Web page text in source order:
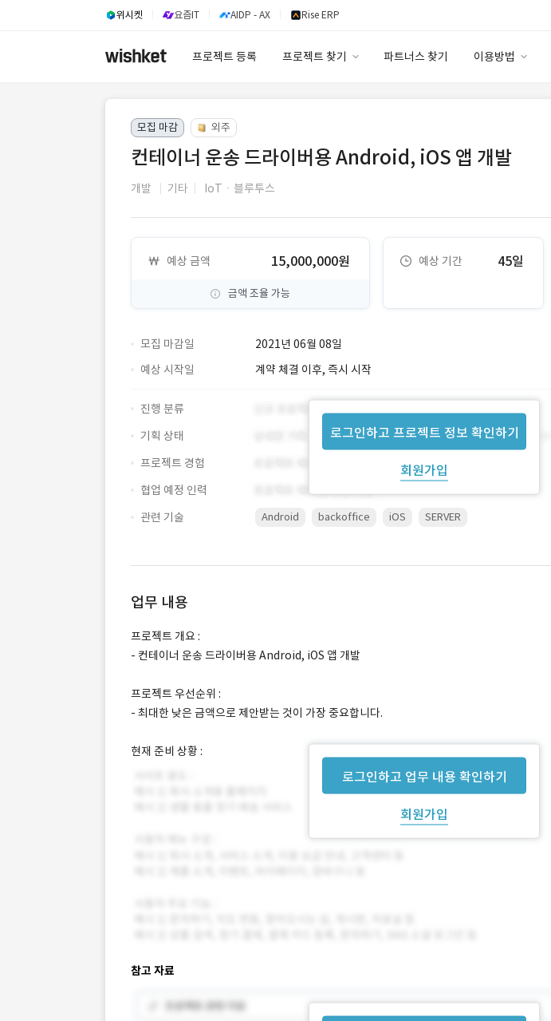
위시켓 요즘IT AIDP - AX Rise ERP
프로젝트 등록 프로젝트 찾기 파트너스 찾기 이용방법
이용요금
고객센터
모집 마감 외주
컨테이너 운송 드라이버용 Android, iOS 앱 개발
개발 기타 IoTㆍ블루투스
예상 금액 15,000,000원
금액 조율 가능
예상 기간 45일
모집 마감일 2021년 06월 08일
로그인하고 프로젝트 정보 확인하기
회원가입
예상 시작일 계약 체결 이후, 즉시 시작
진행 분류
기획 상태
프로젝트 경험
협업 예정 인력
관련 기술
Android backoffice iOS SERVER
업무 내용
로그인하고 업무 내용 확인하기
회원가입
프로젝트 개요 :
- 컨테이너 운송 드라이버용 Android, iOS 앱 개발
프로젝트 우선순위 :
- 최대한 낮은 금액으로 제안받는 것이 가장 중요합니다.
현재 준비 상황 :
참고 자료